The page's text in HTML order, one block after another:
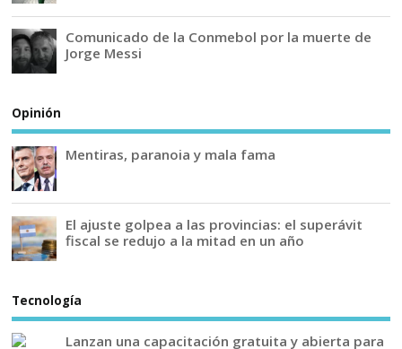
Comunicado de la Conmebol por la muerte de
Jorge Messi
Opinión
Mentiras, paranoia y mala fama
El ajuste golpea a las provincias: el superávit
fiscal se redujo a la mitad en un año
Tecnología
Lanzan una capacitación gratuita y abierta para